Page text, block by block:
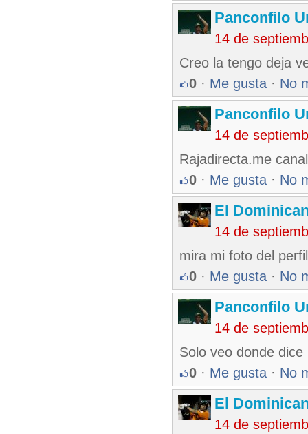
Panconfilo
14 de
Creo la tengo deja
0 · Me gusta · No
Panconfilo
14 de
Rajadirecta.me
0 · Me gusta · No
El
14 de
mira mi foto del
0 · Me gusta · No
Panconfilo
14 de
Solo veo donde dice
0 · Me gusta · No
El
14 de